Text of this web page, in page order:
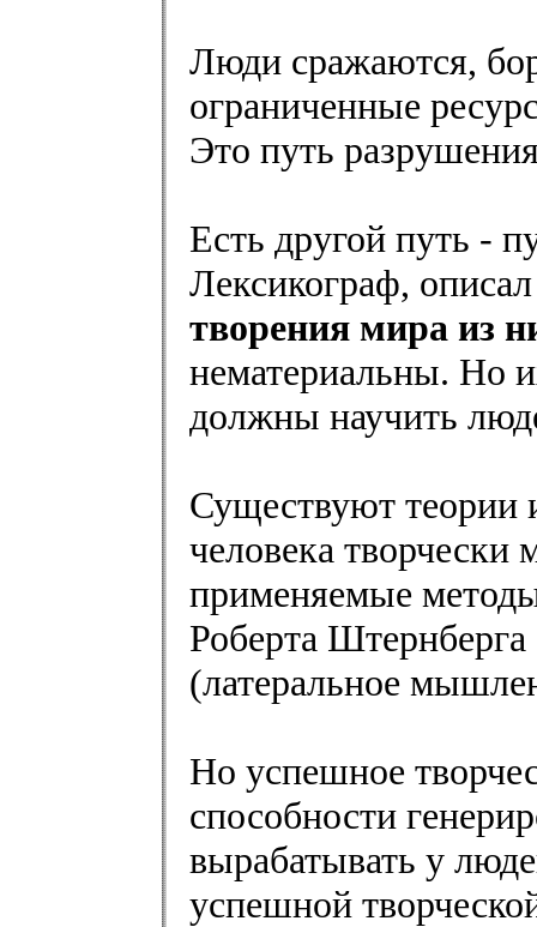
Люди сражаются,
ограниченные
Это путь
Есть другой путь -
Лексикограф,
творения мира из
нематериальны. Но
должны научить
Существуют теории
человека
применяемые
Роберта
(латеральное
Но успешное
способности
вырабатывать у
успешной